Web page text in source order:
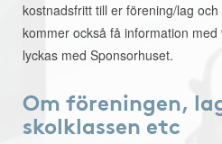
kostnadsfritt till er förening/lag
kommer också få information
lyckas med Sponsorhuset.
Om föreningen,
skolklassen etc